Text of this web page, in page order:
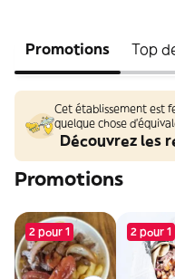
Promotions Top
Cet établissement est
quelque chose
Découvrez les
Promotions
2 pour 1 2 pour 1